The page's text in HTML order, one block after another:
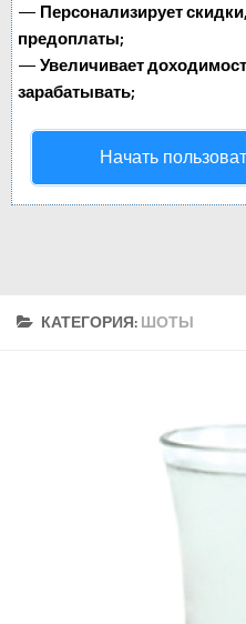
— Персонализирует
предоплаты;
— Увеличивает
зарабатывать;
Начать
КАТЕГОРИЯ: ШОТЫ